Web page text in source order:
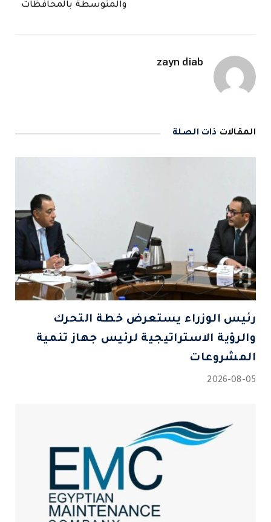
والمتوسطة بالمحافظات
zayn diab
المقالات ذات الصلة
رئيس الوزراء يستعرض خطة التحرك
والرؤية الاستراتيجية لرئيس جهاز تنمية
المشروعات
2026-08-05